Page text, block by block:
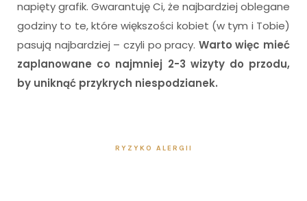
napięty grafik. Gwarantuję Ci, że najbardziej oblegane
godziny to te, które większości kobiet (w tym i Tobie)
pasują najbardziej – czyli po pracy. Warto więc mieć
zaplanowane co najmniej 2-3 wizyty do przodu,
by uniknąć przykrych niespodzianek.
RYZYKO ALERGII